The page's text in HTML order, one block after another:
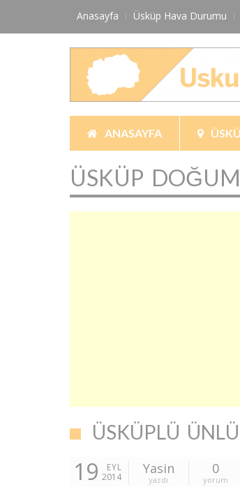
Anasayfa Üsküp Hava Durumu
ANASAYFA
ÜSKÜP
ÜSKÜPLÜ
19
EYL
2014
Yasin
yazdı
0
yorum